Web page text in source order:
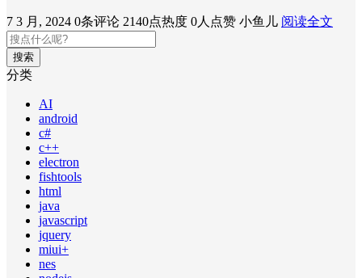
7 3 月, 2024 0条评论 2140点热度 0人点赞 小鱼儿 阅读全文
搜索
分类
AI
android
c#
c++
electron
fishtools
html
java
javascript
jquery
miui+
nes